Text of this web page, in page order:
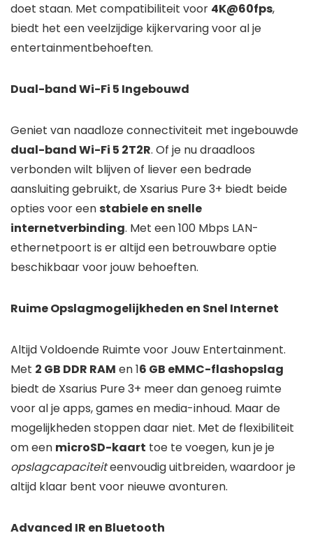
doet staan. Met compatibiliteit voor 4K@60fps,
biedt het een veelzijdige kijkervaring voor al je
entertainmentbehoeften.
Dual-band Wi-Fi 5 Ingebouwd
Geniet van naadloze connectiviteit met ingebouwde
dual-band Wi-Fi 5 2T2R. Of je nu draadloos
verbonden wilt blijven of liever een bedrade
aansluiting gebruikt, de Xsarius Pure 3+ biedt beide
opties voor eenstabiele en snelle
internetverbinding. Met een 100 Mbps LAN-
ethernetpoort is er altijd een betrouwbare optie
beschikbaar voor jouw behoeften.
Ruime Opslagmogelijkheden en Snel Internet
Altijd Voldoende Ruimte voor Jouw Entertainment.
Met 2 GB DDR RAM en 16 GB eMMC-flashopslag
biedt de Xsarius Pure 3+ meer dan genoeg ruimte
voor al je apps, games en media-inhoud. Maar de
mogelijkheden stoppen daar niet. Met de flexibiliteit
om een microSD-kaart toe te voegen, kun je je
opslagcapaciteiteenvoudig uitbreiden, waardoor je
altijd klaar bent voor nieuwe avonturen.
Advanced IR en Bluetooth